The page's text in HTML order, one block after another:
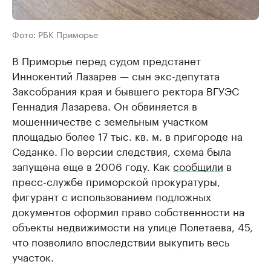
Фото: РБК Приморье
В Приморье перед судом предстанет
Иннокентий Лазарев — сын экс-депутата
Заксобрания края и бывшего ректора ВГУЭС
Геннадия Лазарева. Он обвиняется в
мошенничестве с земельным участком
площадью более 17 тыс. кв. м. в пригороде на
Седанке. По версии следствия, схема была
запущена еще в 2006 году. Как сообщили в
пресс-службе приморской прокуратуры,
фигурант с использованием подложных
документов оформил право собственности на
объекты недвижимости на улице Полетаева, 45,
что позволило впоследствии выкупить весь
участок.